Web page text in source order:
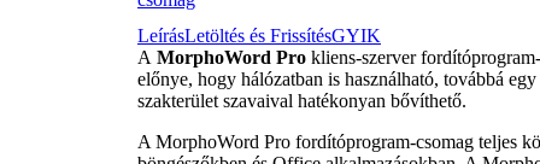
LeírásLetöltés és FrissítésGYIK
A MorphoWord Pro kliens-szerver
előnye, hogy hálózatban is használható, továbbá
szakterület szavaival hatékonyan bővíthető.
A MorphoWord Pro fordítóprogram-csomag teljes